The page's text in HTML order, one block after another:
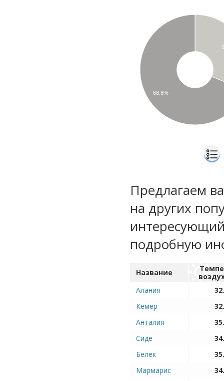
68.8%
Предлагаем
на других
подробную
Название
Алания
Кемер
Анталия
Сиде
Белек
Мармарис